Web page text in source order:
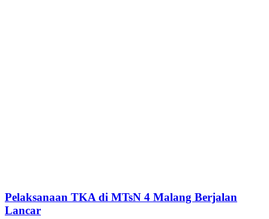
Pelaksanaan TKA di MTsN 4 Malang Berjalan
Lancar